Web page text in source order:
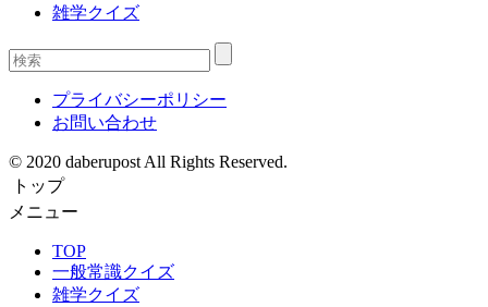
雑学クイズ
プライバシーポリシー
お問い合わせ
© 2020 daberupost All Rights Reserved.
トップ
メニュー
TOP
一般常識クイズ
雑学クイズ